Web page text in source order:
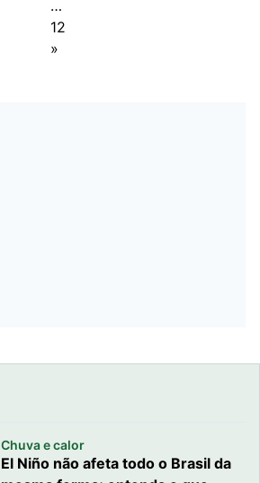
…
12
»
Chuva e calor
El Niño não afeta todo o Brasil da